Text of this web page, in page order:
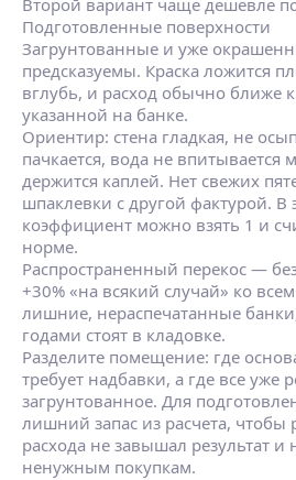
Второй вариант чаще дешевле
Подготовленные поверхности
Загрунтованные и уже
предсказуемы. Краска ложится
вглубь, и расход обычно ближе
указанной на банке.
Ориентир: стена гладкая, не
пачкается, вода не впитывается
держится каплей. Нет свежих
шпаклевки с другой фактурой. В
коэффициент можно взять 1 и
норме.
Распространенный перекос —
+30% «на всякий случай» ко
лишние, нераспечатанные
годами стоят в кладовке.
Разделите помещение: где
требует надбавки, а где все уже
загрунтованное. Для
лишний запас из расчета, чтобы
расхода не завышал результат и
ненужным покупкам.